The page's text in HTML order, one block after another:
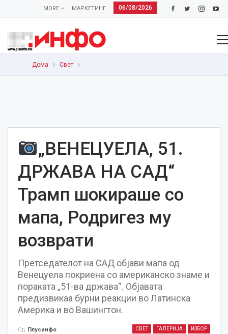
06/08/2026
МАРКЕТИНГ
MORE
Дома Свет
„ВЕНЕЦУЕЛА, 51.
ДРЖАВА НА САД“
Трамп шокираше со
мапа, Родригез му
возврати
Претседателот на САД објави мапа од
Венецуела покриена со американско знаме и
пораката „51-ва држава“. Објавата
предизвикаа бурни реакции во Латинска
Америка и во Вашингтон.
СВЕТ ГАЛЕРИЈА ИЗБОР
Од Плусинфо